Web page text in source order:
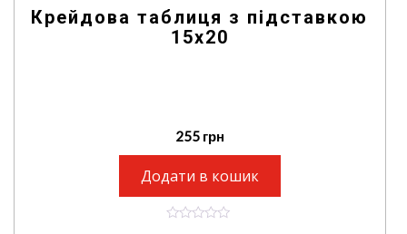
Крейдова таблиця з підставкою
15х20
255 грн
Додати в кошик